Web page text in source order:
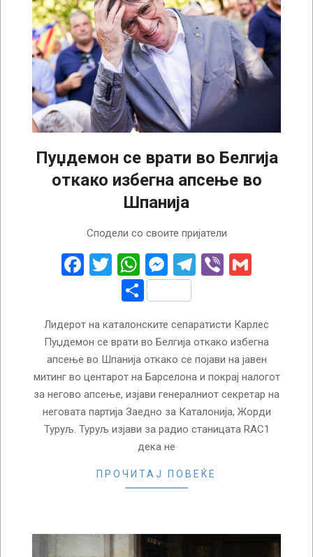
Пуџдемон се врати во Белгија
откако избегна апсење во
Шпанија
Сподели со своите пријатели
Facebook
Twitter
WhatsApp
Messenger
Telegram
Viber
Share
Лидерот на каталонските сепаратисти Карлес
Пуџдемон се врати во Белгија откако избегна
апсење во Шпанија откако се појави на јавен
митинг во центарот на Барселона и покрај налогот
за негово апсење, изјави генералниот секретар на
неговата партија Заедно за Каталонија, Жорди
Туруљ. Туруљ изјави за радио станицата RAC1
дека не
ПРОЧИТАЈ ПОВЕЌЕ